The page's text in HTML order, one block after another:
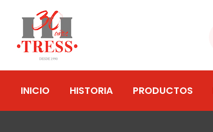
INICIO HISTORIA PRODUCTOS